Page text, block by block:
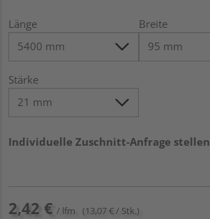
Länge Breite
Stärke
Individuelle Zuschnitt-Anfrage stellen
2,42 € / lfm (13,07 € / Stk.)